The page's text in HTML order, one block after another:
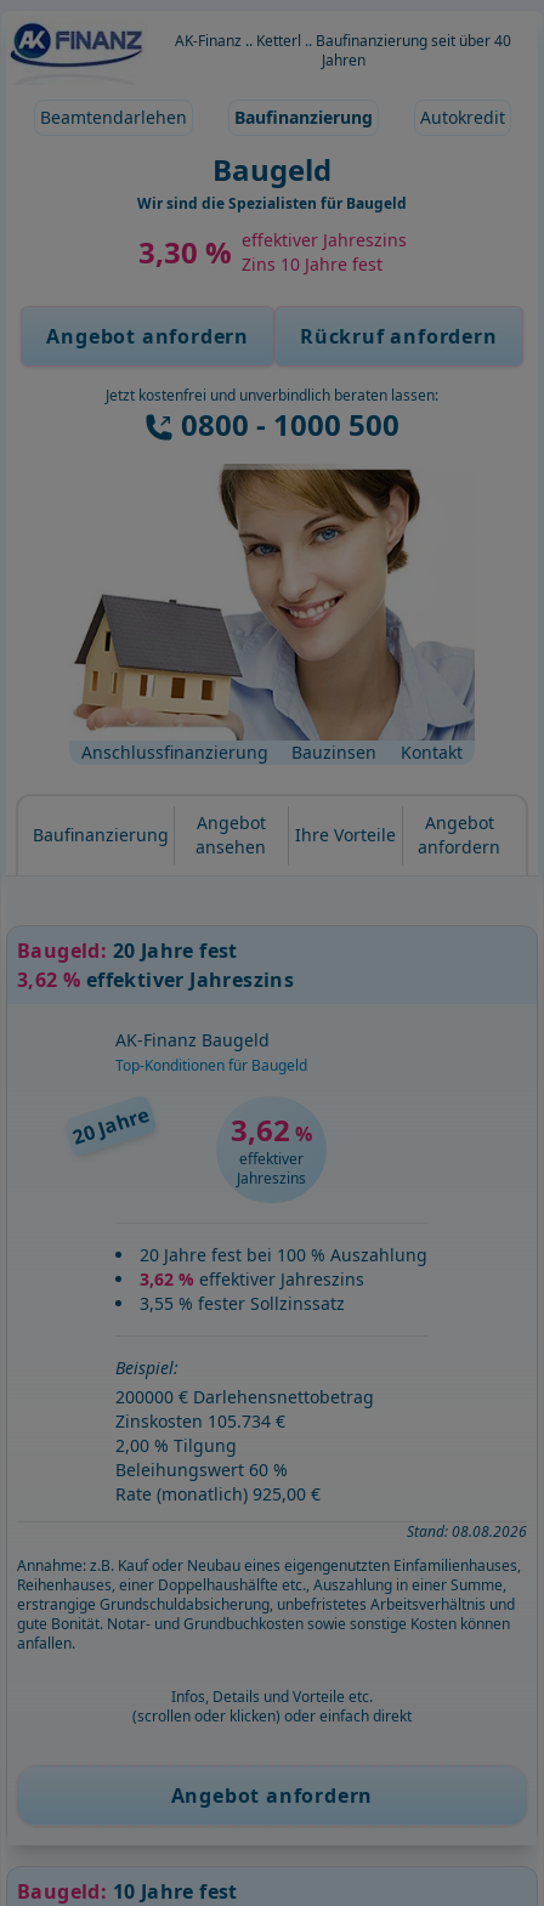
AK-Finanz .. Ketterl .. Baufinanzierung seit über 40
Jahren
Beamtendarlehen Baufinanzierung Autokredit
Baugeld
Wir sind die Spezialisten für Baugeld
3,30 % effektiver Jahreszins
Zins 10 Jahre fest
Angebot anfordern Rückruf anfordern
Jetzt kostenfrei und unverbindlich beraten lassen:
0800 - 1000 500
Anschlussfinanzierung Bauzinsen Kontakt
Baufinanzierung
Angebot
ansehen
Ihre Vorteile
Angebot
anfordern
Baugeld: 20 Jahre fest
3,62 % effektiver Jahreszins
AK-Finanz Baugeld
Top-Konditionen für Baugeld
20 Jahre 3,62 %
effektiver
Jahreszins
20 Jahre fest bei 100 % Auszahlung
3,62 % effektiver Jahreszins
3,55 % fester Sollzinssatz
Beispiel:
200000 € Darlehensnettobetrag
Zinskosten 105.734 €
2,00 % Tilgung
Beleihungswert 60 %
Rate (monatlich) 925,00 €
Stand: 08.08.2026
Annahme: z.B. Kauf oder Neubau eines eigengenutzten Einfamilienhauses,
Reihenhauses, einer Doppelhaushälfte etc., Auszahlung in einer Summe,
erstrangige Grundschuldabsicherung, unbefristetes Arbeitsverhältnis und
gute Bonität. Notar- und Grundbuchkosten sowie sonstige Kosten können
anfallen.
Infos, Details und Vorteile etc.
(scrollen oder klicken) oder einfach direkt
Angebot anfordern
Baugeld: 10 Jahre fest